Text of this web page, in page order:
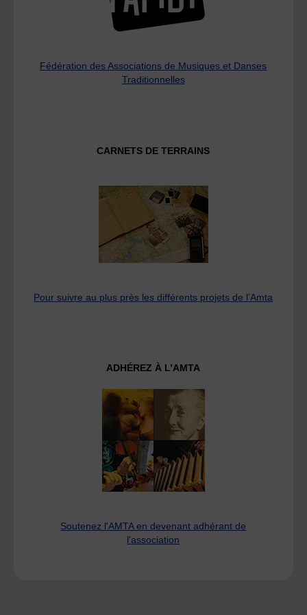
Fédération des Associations de Musiques et Danses
Traditionnelles
CARNETS DE TERRAINS
Pour suivre au plus près les différents projets de l’Amta
ADHÉREZ À L’AMTA
Soutenez l'AMTA en devenant adhérant de
l'association